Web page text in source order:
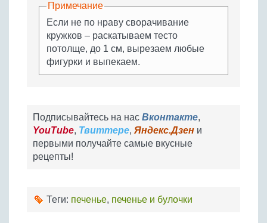
Примечание
Если не по нраву сворачивание
кружков – раскатываем тесто
потолще, до 1 см, вырезаем любые
фигурки и выпекаем.
Подписывайтесь на нас Вконтакте,
YouTube, Твиттере, Яндекс.Дзен и
первыми получайте самые вкусные
рецепты!
Теги: печенье, печенье и булочки